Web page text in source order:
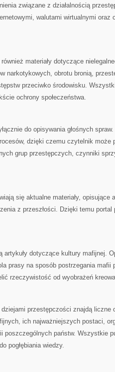
związane z działalnością
walutami wirtualnymi oraz
materiały dotyczące
narkotykowych, obrotu bronią,
przeciwko środowisku.
ochrony społeczeństwa.
do opisywania głośnych
dzięki czemu czytelnik może
grup przestępczych, czynniki
się aktualne materiały, opisujące
z przeszłości. Dzięki temu portal
artykuły dotyczące kultury mafijnej.
prasy na sposób postrzegania mafii
rzeczywistość od wyobrażeń
przestępczości znajdą liczne
ich najważniejszych postaci,
poszczególnych państw. Wszystkie
pogłębiania wiedzy.